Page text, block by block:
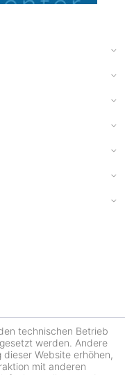
technischen Betrieb
werden. Andere
Website erhöhen,
mit anderen